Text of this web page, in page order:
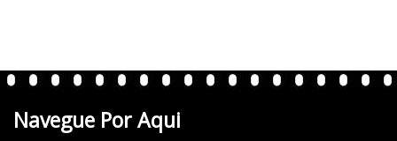
n
e
Navegue Por Aqui